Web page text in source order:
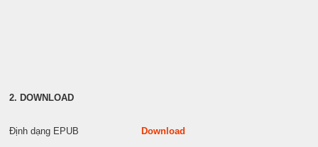
2. DOWNLOAD
Định dạng EPUB Download